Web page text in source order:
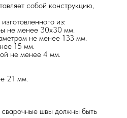
собой конструкцию,
из:
не менее 30х30 мм.
не менее 133 мм.
15 мм.
не менее 4 мм.
21 мм.
швы должны быть